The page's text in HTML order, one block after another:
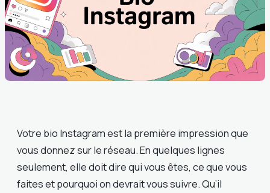
Votre bio Instagram est la première impression que
vous donnez sur le réseau. En quelques lignes
seulement, elle doit dire qui vous êtes, ce que vous
faites et pourquoi on devrait vous suivre. Qu’il